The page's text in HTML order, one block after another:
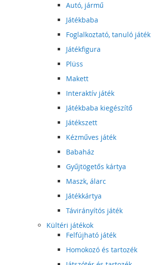
Autó, jármű
Játékbaba
Foglalkoztató, tanuló játék
Játékfigura
Plüss
Makett
Interaktív játék
Játékbaba kiegészítő
Játékszett
Kézműves játék
Babaház
Gyűjtögetős kártya
Maszk, álarc
Játékkártya
Távirányítós játék
Kültéri játékok
Felfújható játék
Homokozó és tartozék